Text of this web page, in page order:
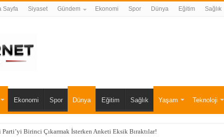
Sayfa Siyaset Gündem Ekonomi Spor Dünya Eğitim Sağlık
Ekonomi Spor Dünya Eğitim Sağlık Yaşam Teknoloji
Parti’yi Birinci Çıkarmak İsterken Anketi Eksik Bıraktılar!